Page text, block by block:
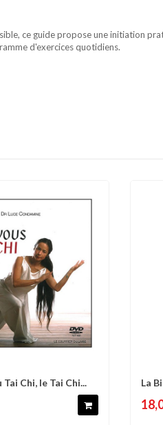
ce guide propose une initiation
d'exercices quotidiens.
Liste d'envies
Chi, le Tai Chi... La